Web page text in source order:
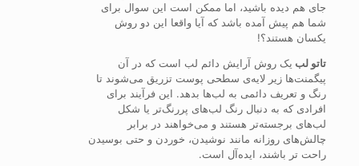
جای هم دیده باشید، اما ممکن است این سوال برای
شما هم پیش آمده باشد که آیا واقعا این دو روش
یکسان هستند؟!
تاتو لب یک روش آرایش دائم لب است که در آن
پیگمنت‌ها زیر لایه‌ی سطحی پوست تزریق می‌شوند تا
رنگ و تعریف دائمی به لب‌ها بدهد. این فرآیند برای
افرادی که به دنبال رنگ لب‌های پررنگ‌تر یا شکل
لب‌های برجسته‌تر هستند و می‌خواهند در برابر
چالش‌های روزانه مانند نوشیدن، خوردن و حتی بوسیدن
راحت تر باشند، ایده‌آل است.